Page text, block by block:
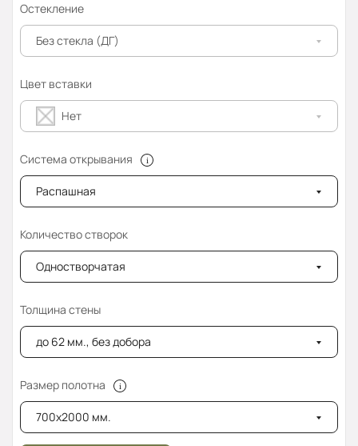
Остекление
Без стекла (ДГ)
Цвет вставки
Нет
Система открывания
Распашная
Количество створок
Одностворчатая
Толщина стены
до 62 мм., без добора
Размер полотна
700x2000 мм.